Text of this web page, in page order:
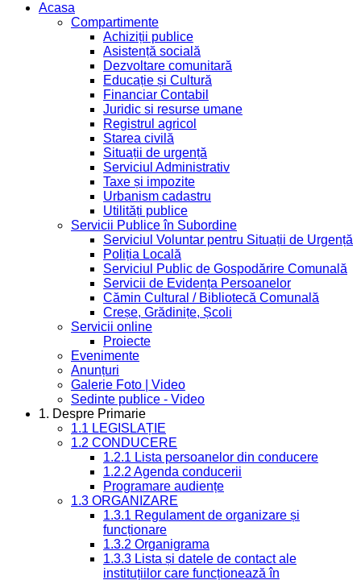
Acasa
Compartimente
Achiziții publice
Asistență socială
Dezvoltare comunitară
Educație și Cultură
Financiar Contabil
Juridic si resurse umane
Registrul agricol
Starea civilă
Situații de urgență
Serviciul Administrativ
Taxe și impozite
Urbanism cadastru
Utilități publice
Servicii Publice în Subordine
Serviciul Voluntar pentru Situații de Urgență
Poliția Locală
Serviciul Public de Gospodărire Comunală
Servicii de Evidența Persoanelor
Cămin Cultural / Bibliotecă Comunală
Creșe, Grădinițe, Școli
Servicii online
Proiecte
Evenimente
Anunțuri
Galerie Foto | Video
Sedinte publice - Video
1. Despre Primarie
1.1 LEGISLAȚIE
1.2 CONDUCERE
1.2.1 Lista persoanelor din conducere
1.2.2 Agenda conducerii
Programare audiențe
1.3 ORGANIZARE
1.3.1 Regulament de organizare și
funcționare
1.3.2 Organigrama
1.3.3 Lista și datele de contact ale
instituțiilor care funcționează în